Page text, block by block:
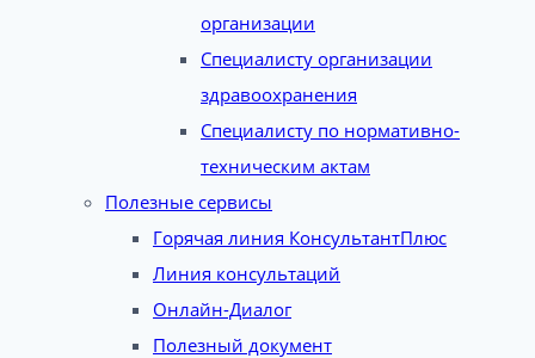
организации
Специалисту организации
здравоохранения
Специалисту по нормативно-
техническим актам
Полезные сервисы
Горячая линия КонсультантПлюс
Линия консультаций
Онлайн-Диалог
Полезный документ